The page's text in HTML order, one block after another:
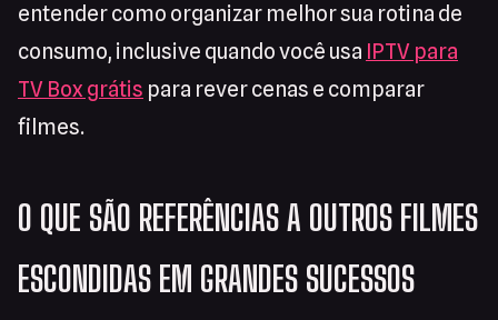
entender como organizar melhor sua rotina de
consumo, inclusive quando você usa IPTV para
TV Box grátis para rever cenas e comparar
filmes.
O QUE SÃO REFERÊNCIAS A OUTROS FILMES
ESCONDIDAS EM GRANDES SUCESSOS